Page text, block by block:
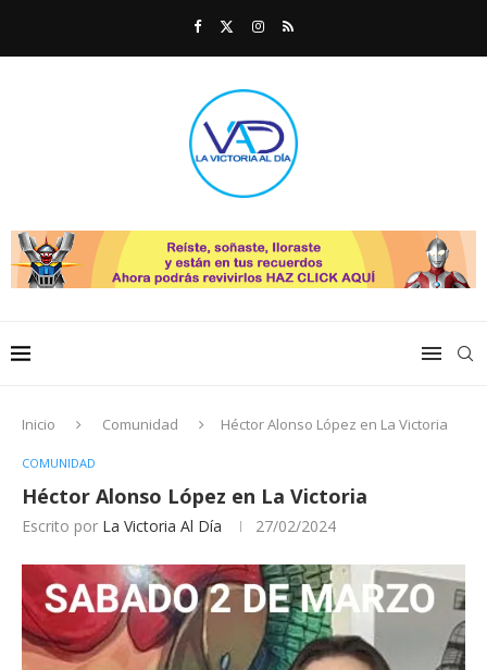
Inicio Comunidad Héctor Alonso López en La Victoria
COMUNIDAD
Héctor Alonso López en La Victoria
Escrito por La Victoria Al Día 27/02/2024